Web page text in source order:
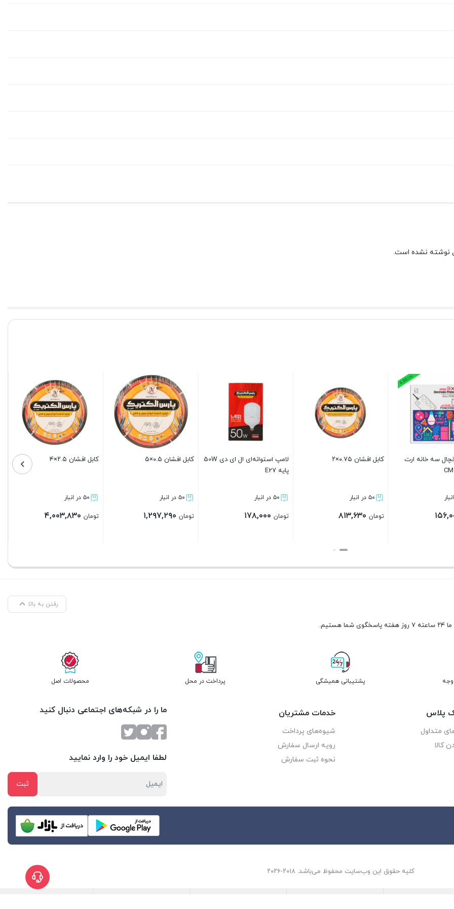
نوشته نشده است.
لامپ استوانه‌ای ال ای دی 50W
کابل افشان ۰.۵×۵
۱,۲۹۷,۲۹۰
کابل افشان ۲.۵×۴
۴,۰۰۳,۸۳۰
کابل افشان ۲.۵×۳
۳,۰۳۰,۷۷۰
لامپ حبابی ال ای دی 40W پایه
پایه E27
رفتن به بالا
ما ۲۴ ساعته ۷ روز هفته پاسخگوی شما هستیم.
پشتیبانی همیشگی پرداخت در محل محصولات اصل
پلاس
متداول
کالا
خدمات مشتریان
شیوه‌های پرداخت
رویه ارسال سفارش
نحوه ثبت سفارش
ما را در شبکه‌های اجتماعی دنبال کنید
لطفا ایمیل خود را وارد نمایید
کلیه حقوق این وب‌سایت محفوظ می‌باشد. ۲۰۱۸-۲۰۲۶